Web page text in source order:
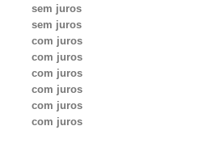
sem juros
sem juros
com juros
com juros
com juros
com juros
com juros
com juros